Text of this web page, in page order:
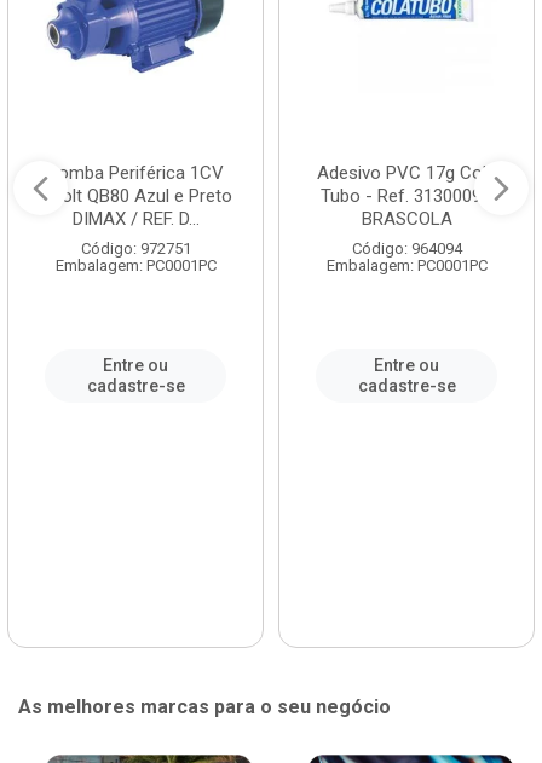
Bomba Periférica 1CV
Bivolt QB80 Azul e Preto
DIMAX / REF. D...
Código: 972751
Embalagem: PC0001PC
Entre ou
cadastre-se
Adesivo PVC 17g Cola
Tubo - Ref. 3130009 -
BRASCOLA
Código: 964094
Embalagem: PC0001PC
Entre ou
cadastre-se
As melhores marcas para o seu negócio